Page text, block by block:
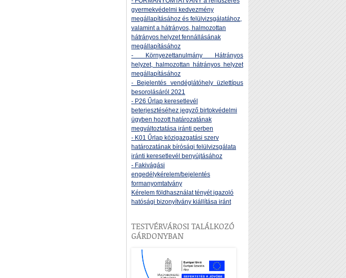
gyermekvédelmi kedvezmény
megállapításához és felülvizsgálatához,
valamint a hátrányos, halmozottan
hátrányos helyzet fennállásának
megállapításához
- Környezettanulmány Hátrányos
helyzet, halmozottan hátrányos helyzet
megállapításához
- Bejelentés vendéglátóhely üzlettípus
besorolásáról 2021
- P26 Űrlap keresetlevél
beterjesztéséhez jegyző birtokvédelmi
ügyben hozott határozatának
megváltoztatása iránti perben
- K01 Űrlap közigazgatási szerv
határozatának bírósági felülvizsgálata
iránti keresetlevél benyújtásához
- Fakivágási
engedélykérelem/bejelentés
formanyomtatvány
Kérelem földhasználat tényét igazoló
hatósági bizonyítvány kiállítása iránt
TESTVÉRVÁROSI TALÁLKOZÓ
GÁRDONYBAN